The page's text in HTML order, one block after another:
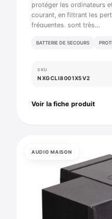
protéger les ordinateurs
courant, en filtrant les
fréquentes, sont très…
BATTERIE DE SECOURS
SKU
NXGCLI8001X5V2
Voir la fiche produit
AUDIO MAISON